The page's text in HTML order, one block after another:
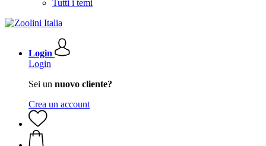
Tutti i temi
Login
Login
Sei un nuovo cliente?
Crea un account